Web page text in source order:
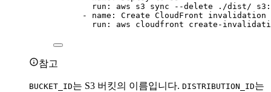
run : aws s3 sync --delete ./dist/
- name : Create CloudFront invalidation
run : aws cloudfront create-
참고
BUCKET_ID는 S3 버킷의 이름입니다. DISTRIBUTION_ID는